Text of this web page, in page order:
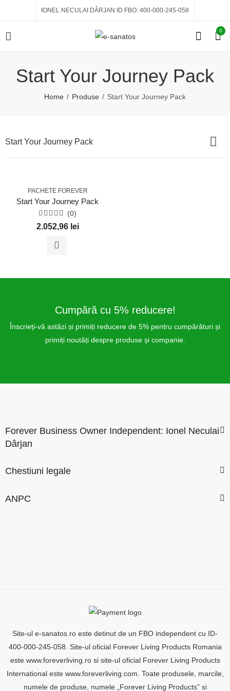
IONEL NECULAI DÂRJAN ID FBO: 400-000-245-058
0
Start Your Journey Pack
Home Produse Start Your Journey Pack
Start Your Journey Pack
PACHETE FOREVER
Start Your Journey Pack
Evaluat
la
(0)
2.052,96 lei
Cumpără cu 5% reducere!
Înscrieți-vă astăzi și primiți reducere de 5% pentru cumpărături și
primiți noutăți despre produse și companie.
Forever Business Owner Independent: Ionel Neculai
Dârjan
Chestiuni legale
ANPC
Site-ul e-sanatos.ro este detinut de un FBO independent cu ID-
400-000-245-058. Site-ul oficial Forever Living Products Romania
este www.foreverliving.ro si site-ul oficial Forever Living Products
International este www.foreverliving.com. Toate produsele, marcile,
numele de produse, numele „Forever Living Products” si